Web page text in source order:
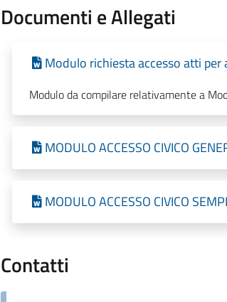
Documenti e Allegati
Modulo richiesta accesso atti
Modulo da compilare relativamente a
MODULO ACCESSO CIVICO
MODULO ACCESSO CIVICO
Contatti